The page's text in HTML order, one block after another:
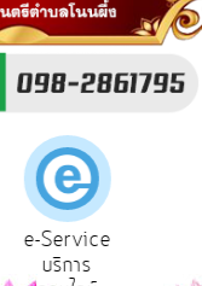
e-Service
บริการ